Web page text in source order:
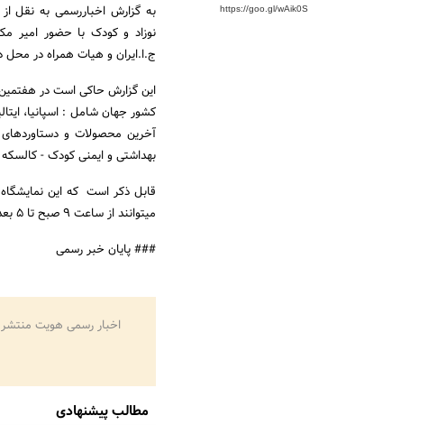
https://goo.gl/wAik0S
به گزارش اخباررسمی به نقل
نوزاد و کودک با حضور امیر
ج.ا.ایران و هیات همراه در محل
آخرین محصولات و
بهداشتی و ایمنی کودک -
میتوانند از ساعت 9 صبح تا 5 بعدازظهر از آن بازدید به عمل آورند.
### پایان خبر رسمی
اخبار رسمی هویت
مطالب پیشنهادی